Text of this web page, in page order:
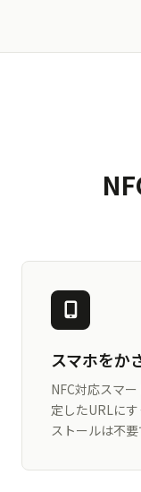
スマホをか
NFC対応スマ
定したURLに
ストールは不要